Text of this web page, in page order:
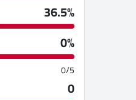
36.5%
0%
0/5
0